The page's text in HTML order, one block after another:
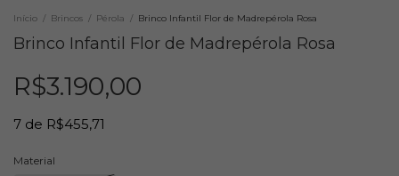
Início / Brincos / Pérola / Brinco Infantil Flor de Madrepérola Rosa
Brinco Infantil Flor de Madrepérola Rosa
R$3.190,00
7 de R$455,71
Material